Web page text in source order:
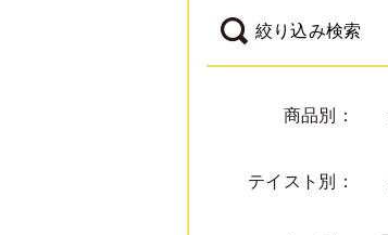
絞り込み検索
商品別：
テイスト別：